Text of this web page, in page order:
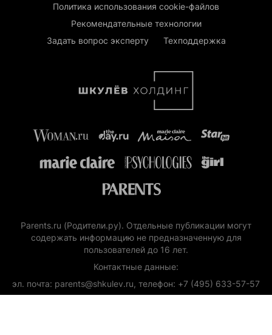
Политика использования cookie-файлов
Рекомендательные технологии
Задать вопрос эксперту
Техподдержка
Parents.ru (Родители.ру). Отдельные публикации могут
содержать информацию не предназначенную для
пользователей до 16 лет.
Контактные данные:
эл. почта: parents@shkulev.ru, телефон: +7 (495) 633-57-57